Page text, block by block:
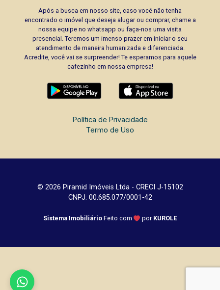
Após a busca em nosso site, caso você não tenha
encontrado o imóvel que deseja alugar ou comprar, chame a
nossa equipe no whatsapp ou faça-nos uma visita
presencial. Teremos um imenso prazer em iniciar o seu
atendimento de maneira humanizada e diferenciada.
Acredite, você vai se surpreender! Te esperamos para aquele
cafezinho em nossa empresa!
Política de Privacidade
Termo de Uso
© 2026 Piramid Imóveis Ltda - CRECI J-15102
CNPJ: 00.685.077/0001-42
Sistema Imobiliário Feito com por KUROLE